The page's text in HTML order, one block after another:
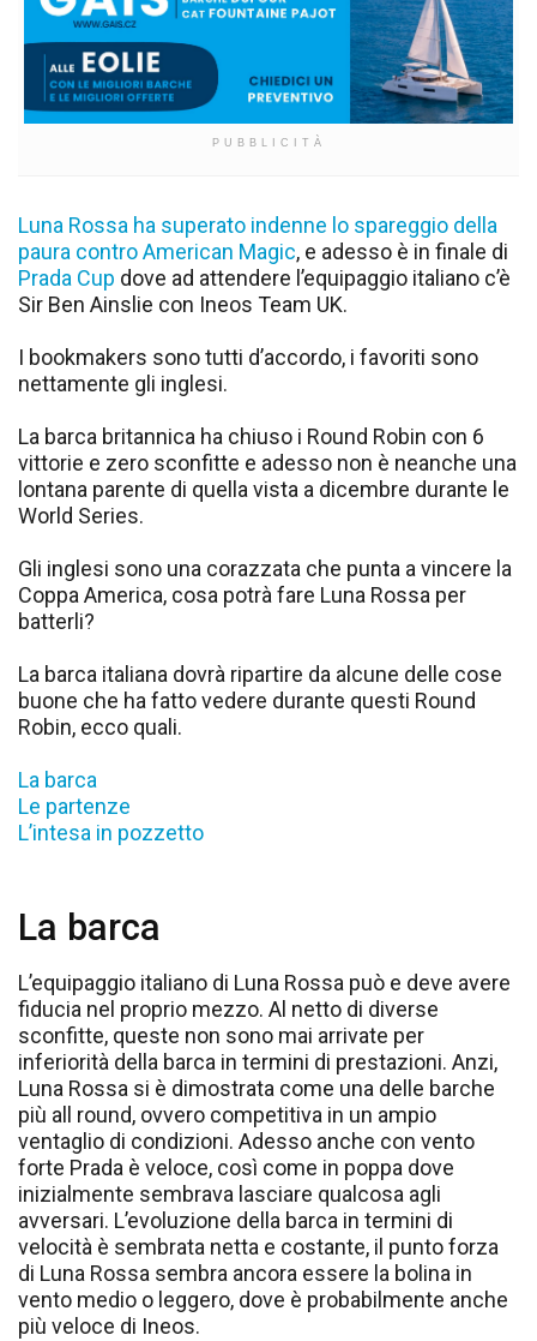
PUBBLICITÀ
Luna Rossa ha superato indenne lo spareggio della
paura contro American Magic, e adesso è in finale di
Prada Cup dove ad attendere l’equipaggio italiano c’è
Sir Ben Ainslie con Ineos Team UK.
I bookmakers sono tutti d’accordo, i favoriti sono
nettamente gli inglesi.
La barca britannica ha chiuso i Round Robin con 6
vittorie e zero sconfitte e adesso non è neanche una
lontana parente di quella vista a dicembre durante le
World Series.
Gli inglesi sono una corazzata che punta a vincere la
Coppa America, cosa potrà fare Luna Rossa per
batterli?
La barca italiana dovrà ripartire da alcune delle cose
buone che ha fatto vedere durante questi Round
Robin, ecco quali.
La barca
Le partenze
L’intesa in pozzetto
La barca
L’equipaggio italiano di Luna Rossa può e deve avere
fiducia nel proprio mezzo. Al netto di diverse
sconfitte, queste non sono mai arrivate per
inferiorità della barca in termini di prestazioni. Anzi,
Luna Rossa si è dimostrata come una delle barche
più all round, ovvero competitiva in un ampio
ventaglio di condizioni. Adesso anche con vento
forte Prada è veloce, così come in poppa dove
inizialmente sembrava lasciare qualcosa agli
avversari. L’evoluzione della barca in termini di
velocità è sembrata netta e costante, il punto forza
di Luna Rossa sembra ancora essere la bolina in
vento medio o leggero, dove è probabilmente anche
più veloce di Ineos.